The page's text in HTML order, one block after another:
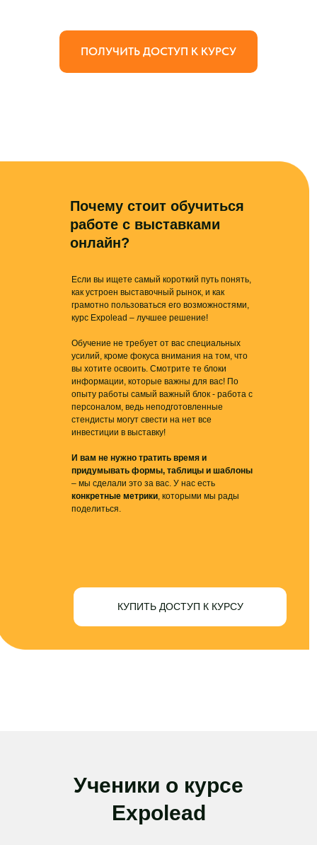
ПОЛУЧИТЬ ДОСТУП К КУРСУ
Почему стоит обучиться
работе с выставками
онлайн?
Если вы ищете самый короткий путь понять,
как устроен выставочный рынок, и как
грамотно пользоваться его возможностями
курс Expolead – лучшее решение!
Обучение не требует от вас специальных
усилий, кроме фокуса внимания на том, что
вы хотите освоить. Смотрите те блоки
информации, которые важны для вас! По
опыту работы самый важный блок - работа с
персоналом, ведь неподготовленные
стендисты могут свести на нет все
инвестиции в выставку!
И вам не нужно тратить время и
придумывать формы, таблицы и шаблоны
– мы сделали это за вас. У нас есть
конкретные метрики , которыми мы рады
поделиться.
КУПИТЬ ДОСТУП К КУРСУ
Ученики о курсе
Expolead